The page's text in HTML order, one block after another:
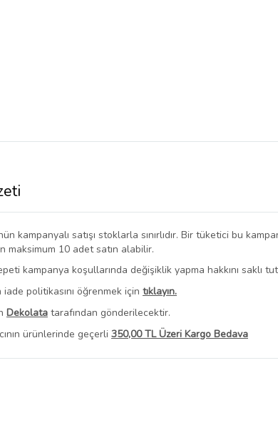
kampanyalı satışı stoklarla sınırlıdır. Bir tüketici bu
maksimum 10 adet satın alabilir.
kampanya koşullarında değişiklik yapma hakkını saklı
politikasını öğrenmek için tıklayın.
Dekolata tarafından gönderilecektir.
ürünlerinde geçerli 350,00 TL Üzeri Kargo Bedava
Tüm Ürünlerini Görüntüle